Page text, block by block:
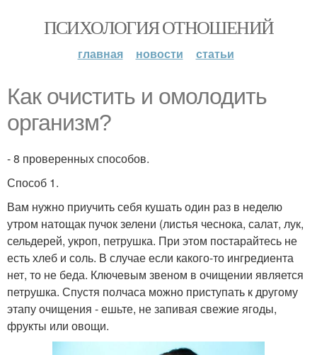
ПСИХОЛОГИЯ ОТНОШЕНИЙ
главная новости статьи
Как очистить и омолодить
организм?
- 8 проверенных способов.
Способ 1.
Вам нужно приучить себя кушать один раз в неделю
утром натощак пучок зелени (листья чеснока, салат, лук,
сельдерей, укроп, петрушка. При этом постарайтесь не
есть хлеб и соль. В случае если какого-то ингредиента
нет, то не беда. Ключевым звеном в очищении является
петрушка. Спустя полчаса можно приступать к другому
этапу очищения - ешьте, не запивая свежие ягоды,
фрукты или овощи.